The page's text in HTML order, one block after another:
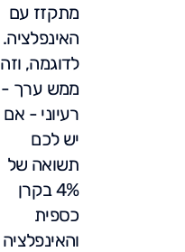
מתקזז עם
האינפלציה.
לדוגמה, וזה
ממש ערך -
רעיוני - אם
יש לכם
תשואה של
4% בקרן
כספית
והאינפלציה